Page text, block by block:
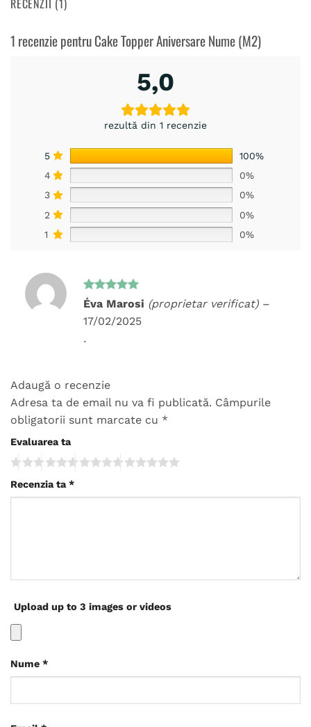
RECENZII (1)
1 recenzie pentruCake Topper Aniversare Nume (M2)
5,0
rezultă din 1 recenzie
5
100%
4
0%
3
0%
2
0%
1
0%
Evaluat la
Éva Marosi (proprietar verificat) –
17/02/2025
.
Adaugă o recenzie
Adresa ta de email nu va fi publicată. Câmpurile
obligatorii sunt marcate cu *
Evaluarea ta
Recenzia ta*
Upload up to 3 images or videos
Nume *